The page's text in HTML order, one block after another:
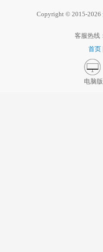
Copyright © 2015-2026
客服热线
首页
电脑版